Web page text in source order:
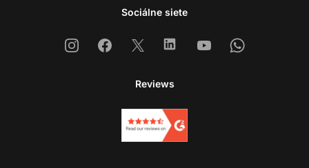
Sociálne siete
InstagramFacebook
X LinkedinYoutubeWhatsapp
Reviews